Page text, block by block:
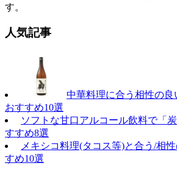
す。
人気記事
中華料理に合う相性の良
おすすめ10選
ソフトな甘口アルコール飲料で「
すすめ8選
メキシコ料理(タコス等)と合う/相
すめ10選